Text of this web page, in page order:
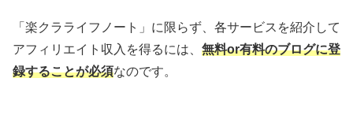
「楽クラライフノート」に限らず、各サービスを紹介して
アフィリエイト収入を得るには、 無料or有料のブログに登
録することが必須なのです。